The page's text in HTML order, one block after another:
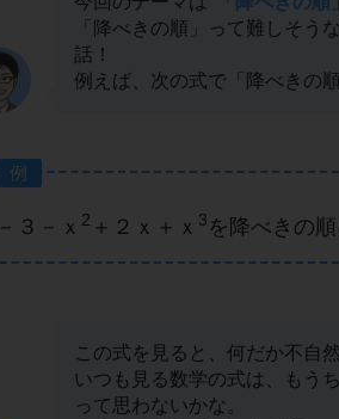
「降べきの順」って難しそう
話！
例えば、次の式で「降べきの
例
－３－ｘ 2 ＋２ｘ＋ｘ 3 を降べきの順
この式を見ると、何だか不自
いつも見る数学の式は、もう
って思わないかな。